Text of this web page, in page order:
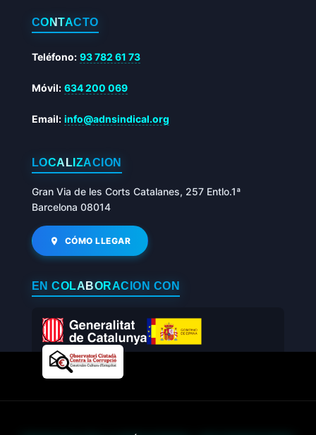
CONTACTO
Teléfono: 93 782 61 73
Móvil: 634 200 069
Email: info@adnsindical.org
LOCALIZACIÓN
Gran Via de les Corts Catalanes, 257 Entlo.1ª
Barcelona 08014
CÓMO LLEGAR
EN COLABORACIÓN CON